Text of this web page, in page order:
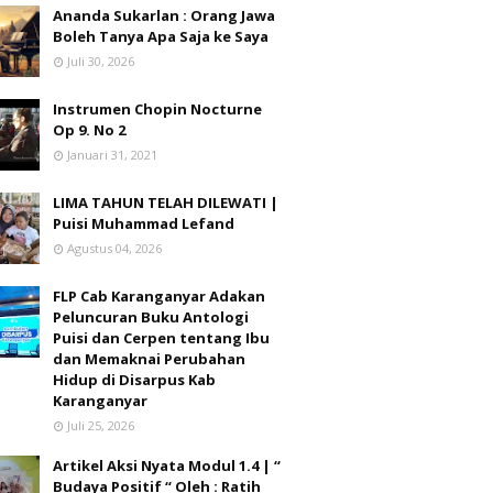
Ananda Sukarlan : Orang Jawa
Boleh Tanya Apa Saja ke Saya
Juli 30, 2026
Instrumen Chopin Nocturne
Op 9. No 2
Januari 31, 2021
LIMA TAHUN TELAH DILEWATI |
Puisi Muhammad Lefand
Agustus 04, 2026
FLP Cab Karanganyar Adakan
Peluncuran Buku Antologi
Puisi dan Cerpen tentang Ibu
dan Memaknai Perubahan
Hidup di Disarpus Kab
Karanganyar
Juli 25, 2026
Artikel Aksi Nyata Modul 1.4 | “
Budaya Positif “ Oleh : Ratih